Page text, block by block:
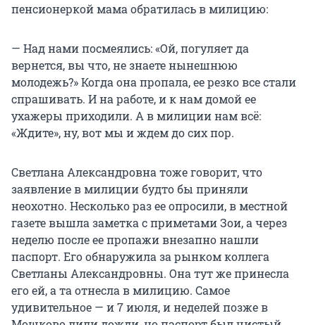
пенсионеркой мама обратилась в милицию:
— Над нами посмеялись: «Ой, погуляет да
вернется, вы что, не знаете нынешнюю
молодежь?» Когда она пропала, ее резко все стали
спрашивать. И на работе, и к нам домой ее
ухажеры приходили. А в милиции нам всё:
«Ждите», ну, вот мы и ждем до сих пор.
Светлана Александровна тоже говорит, что
заявление в милиции будто бы приняли
неохотно. Несколько раз ее опросили, в местной
газете вышла заметка с приметами Зои, а через
неделю после ее пропажи внезапно нашли
паспорт. Его обнаружила за рынком коллега
Светланы Александровны. Она тут же принесла
его ей, а та отнесла в милицию. Самое
удивительное — и 7 июля, и неделей позже в